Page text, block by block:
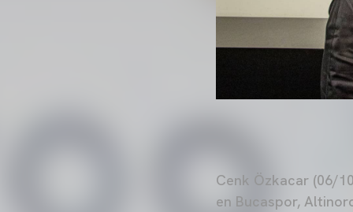
Cenk Özkacar (06/
en Bucaspor,